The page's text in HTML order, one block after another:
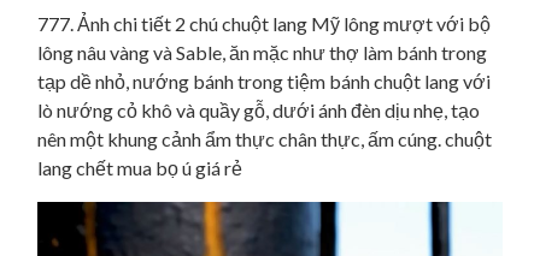
777. Ảnh chi tiết 2 chú chuột lang Mỹ lông mượt với bộ
lông nâu vàng và Sable, ăn mặc như thợ làm bánh trong
tạp dề nhỏ, nướng bánh trong tiệm bánh chuột lang với
lò nướng cỏ khô và quầy gỗ, dưới ánh đèn dịu nhẹ, tạo
nên một khung cảnh ẩm thực chân thực, ấm cúng. chuột
lang chết mua bọ ú giá rẻ